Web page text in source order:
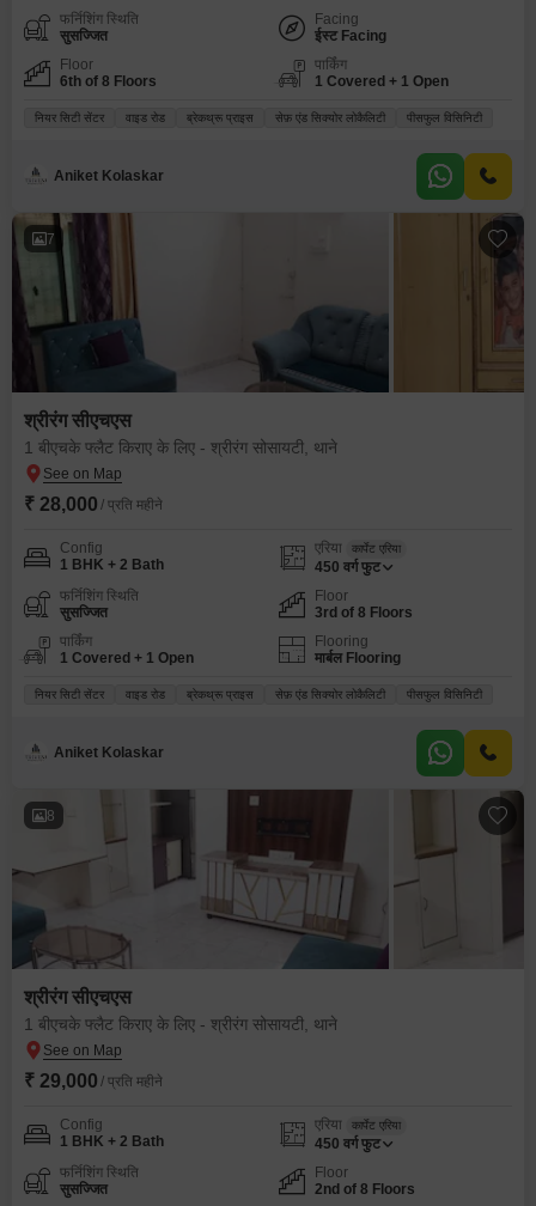
फर्निशिंग स्थिति
सुसज्जित
Facing
ईस्ट Facing
Floor
6th of 8 Floors
पार्किंग
1 Covered + 1 Open
नियर सिटी सेंटर वाइड रोड ब्रेकथ्रू प्राइस सेफ़ एंड सिक्योर लोकैलिटी पीसफुल विसिनिटी
Aniket Kolaskar
7
श्रीरंग सीएचएस
1 बीएचके फ्लैट किराए के लिए - श्रीरंग सोसायटी, थाने
₹ 28,000 / प्रति महीने
Config
1 BHK + 2 Bath
एरिया कार्पेट एरिया
450 वर्ग फुट
फर्निशिंग स्थिति
सुसज्जित
Floor
3rd of 8 Floors
पार्किंग
1 Covered + 1 Open
Flooring
मार्बल Flooring
नियर सिटी सेंटर वाइड रोड ब्रेकथ्रू प्राइस सेफ़ एंड सिक्योर लोकैलिटी पीसफुल विसिनिटी
Aniket Kolaskar
8
श्रीरंग सीएचएस
1 बीएचके फ्लैट किराए के लिए - श्रीरंग सोसायटी, थाने
₹ 29,000 / प्रति महीने
Config
1 BHK + 2 Bath
एरिया कार्पेट एरिया
450 वर्ग फुट
फर्निशिंग स्थिति
सुसज्जित
Floor
2nd of 8 Floors